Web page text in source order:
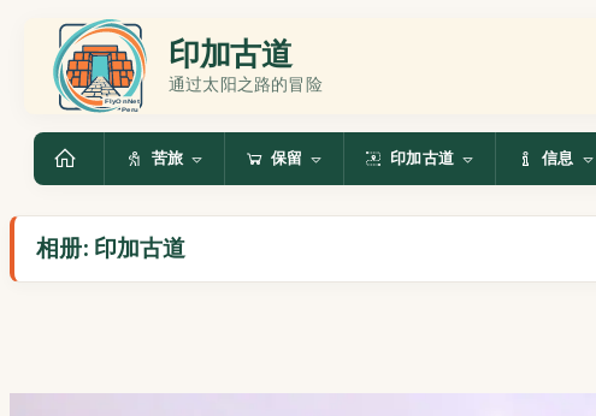
印加古道
通过太阳之路的冒险
苦旅 保留 印加古道 信息
相册: 印加古道